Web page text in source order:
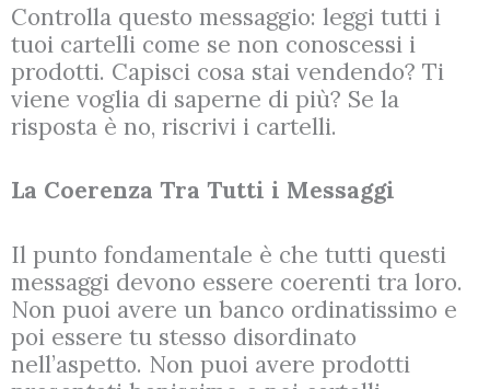
Controlla questo messaggio: leggi tutti i
tuoi cartelli come se non conoscessi i
prodotti. Capisci cosa stai vendendo? Ti
viene voglia di saperne di più? Se la
risposta è no, riscrivi i cartelli.
La Coerenza Tra Tutti i Messaggi
Il punto fondamentale è che tutti questi
messaggi devono essere coerenti tra loro.
Non puoi avere un banco ordinatissimo e
poi essere tu stesso disordinato
nell’aspetto. Non puoi avere prodotti